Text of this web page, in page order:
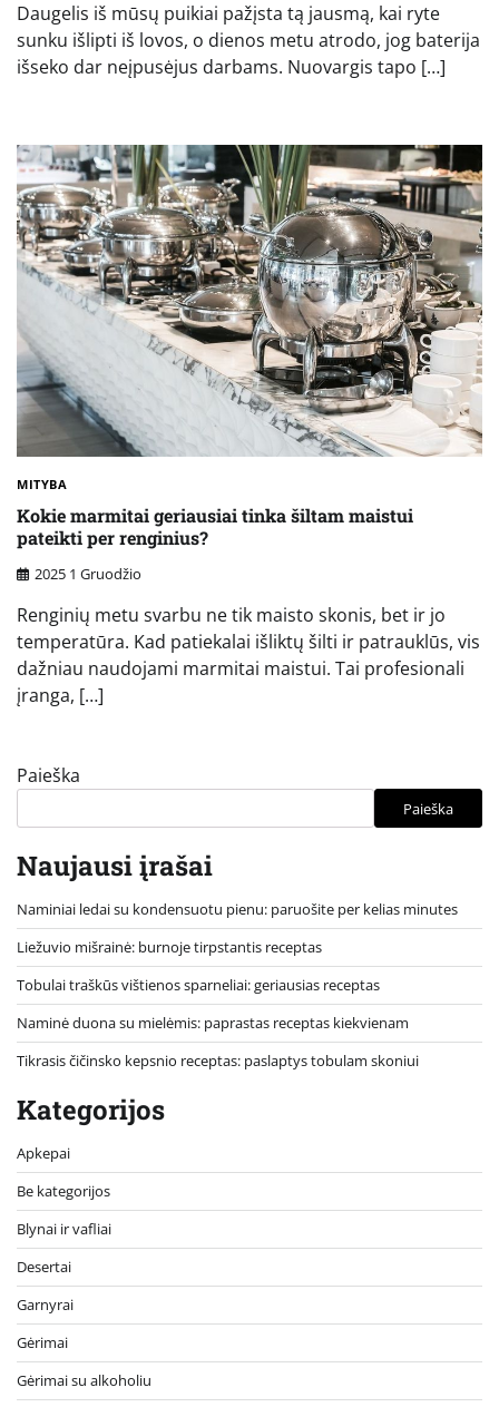
Daugelis iš mūsų puikiai pažįsta tą jausmą, kai ryte
sunku išlipti iš lovos, o dienos metu atrodo, jog baterija
išseko dar neįpusėjus darbams. Nuovargis tapo […]
MITYBA
Kokie marmitai geriausiai tinka šiltam maistui
pateikti per renginius?
2025 1 Gruodžio
Renginių metu svarbu ne tik maisto skonis, bet ir jo
temperatūra. Kad patiekalai išliktų šilti ir patrauklūs, vis
dažniau naudojami marmitai maistui. Tai profesionali
įranga, […]
Paieška
Paieška
Naujausi įrašai
Naminiai ledai su kondensuotu pienu: paruošite per kelias minutes
Liežuvio mišrainė: burnoje tirpstantis receptas
Tobulai traškūs vištienos sparneliai: geriausias receptas
Naminė duona su mielėmis: paprastas receptas kiekvienam
Tikrasis čičinsko kepsnio receptas: paslaptys tobulam skoniui
Kategorijos
Apkepai
Be kategorijos
Blynai ir vafliai
Desertai
Garnyrai
Gėrimai
Gėrimai su alkoholiu